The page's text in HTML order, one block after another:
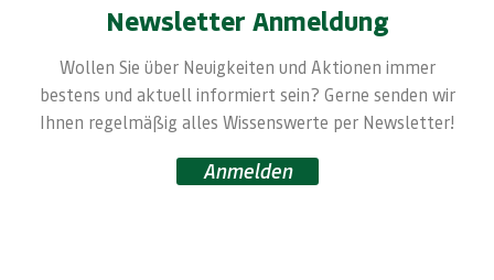
Newsletter Anmeldung
Wollen Sie über Neuigkeiten und Aktionen immer
bestens und aktuell informiert sein? Gerne senden wir
Ihnen regelmäßig alles Wissenswerte per Newsletter!
Anmelden